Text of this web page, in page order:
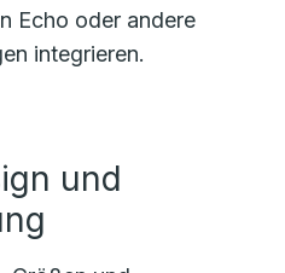
Echo oder andere
integrieren.
und